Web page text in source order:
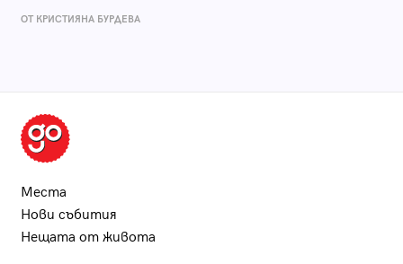
ОТ КРИСТИЯНА БУРДЕВА
Места
Нови събития
Нещата от живота